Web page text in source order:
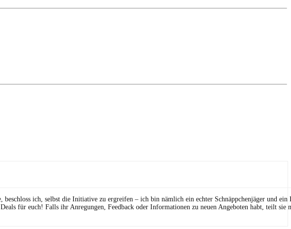
ich, selbst die Initiative zu ergreifen – ich bin nämlich ein echter Schnäppchenjäger und ein
für euch! Falls ihr Anregungen, Feedback oder Informationen zu neuen Angeboten habt, teilt